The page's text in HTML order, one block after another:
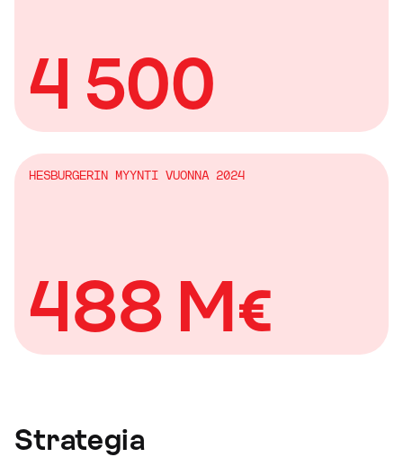
4 500
HESBURGERIN MYYNTI VUONNA 2024
488 M€
Strategia